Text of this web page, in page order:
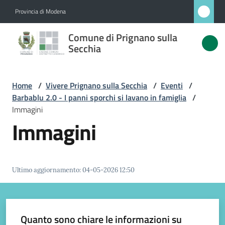
Provincia di Modena
Comune di Prignano sulla
Secchia
Comune
di
sulla
Secchia
Amministrazione
Novità
Vivere
Home / Vivere Prignano sulla Secchia / Eventi /
Barbablu 2.0 - I panni sporchi si lavano in famiglia /
Immagini
Immagini
Ultimo aggiornamento:04-05-2026 12:50
Quanto sono chiare le informazioni su